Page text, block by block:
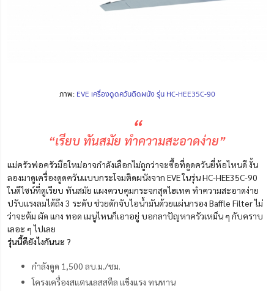
ภาพ: EVE เครื่องดูดควันติดผนัง รุ่น HC-HEE35C-90
“
“เรียบ ทันสมัย ทำความสะอาดง่าย”
แม่ครัวพ่อครัวมือใหม่อาจกำลังเลือกไม่ถูกว่าจะซื้อที่ดูดควันยี่ห้อไหนดี งั้น
ลองมาดูเครื่องดูดควันแบบกระโจมติดผนังจาก EVE ในรุ่น HC-HEE35C-90
ในดีไซน์ที่ดูเรียบ ทันสมัย แผงควบคุมกระจกสุดไฮเทค ทำความสะอาดง่าย
ปรับแรงลมได้ถึง 3 ระดับ ช่วยดักจับไอน้ำมันด้วยแผ่นกรอง Baffle Filter ไม่
ว่าจะต้ม ผัด แกง ทอด เมนูไหนก็เอาอยู่ บอกลาปัญหาครัวเหม็น ๆ กับคราบ
เลอะ ๆ ไปเลย
รุ่นนี้ดียังไงกันนะ ?
กำลังดูด 1,500 ลบ.ม./ชม.
โครงเครื่องสแตนเลสสตีล แข็งแรง ทนทาน